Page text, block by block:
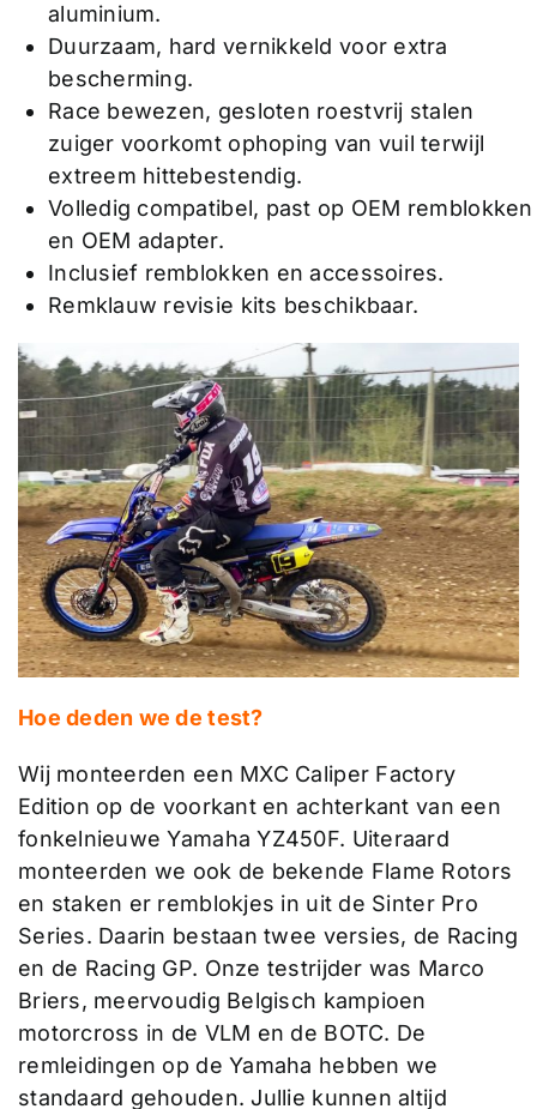
aluminium.
Duurzaam, hard vernikkeld voor extra
bescherming.
Race bewezen, gesloten roestvrij stalen
zuiger voorkomt ophoping van vuil terwijl
extreem hittebestendig.
Volledig compatibel, past op OEM remblokken
en OEM adapter.
Inclusief remblokken en accessoires.
Remklauw revisie kits beschikbaar.
Hoe deden we de test?
Wij monteerden een MXC Caliper Factory
Edition op de voorkant en achterkant van een
fonkelnieuwe Yamaha YZ450F. Uiteraard
monteerden we ook de bekende Flame Rotors
en staken er remblokjes in uit de Sinter Pro
Series. Daarin bestaan twee versies, de Racing
en de Racing GP. Onze testrijder was Marco
Briers, meervoudig Belgisch kampioen
motorcross in de VLM en de BOTC. De
remleidingen op de Yamaha hebben we
standaard gehouden. Jullie kunnen altijd